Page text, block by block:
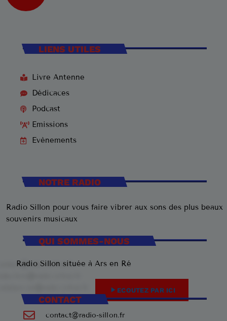
LIENS UTILES
Livre Antenne
Dédicaces
Podcast
Emissions
Evènements
NOTRE RADIO
Radio Sillon pour vous faire vibrer aux sons des plus beaux
souvenirs musicaux
play_arrow ECOUTEZ PAR ICI
QUI SOMMES-NOUS
Radio Sillon située à Ars en Ré
CONTACT
contact@radio-sillon.fr